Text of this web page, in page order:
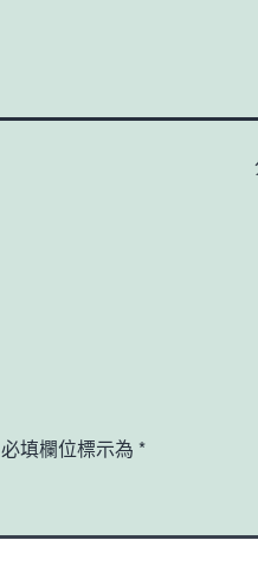
必填欄位標示為 *